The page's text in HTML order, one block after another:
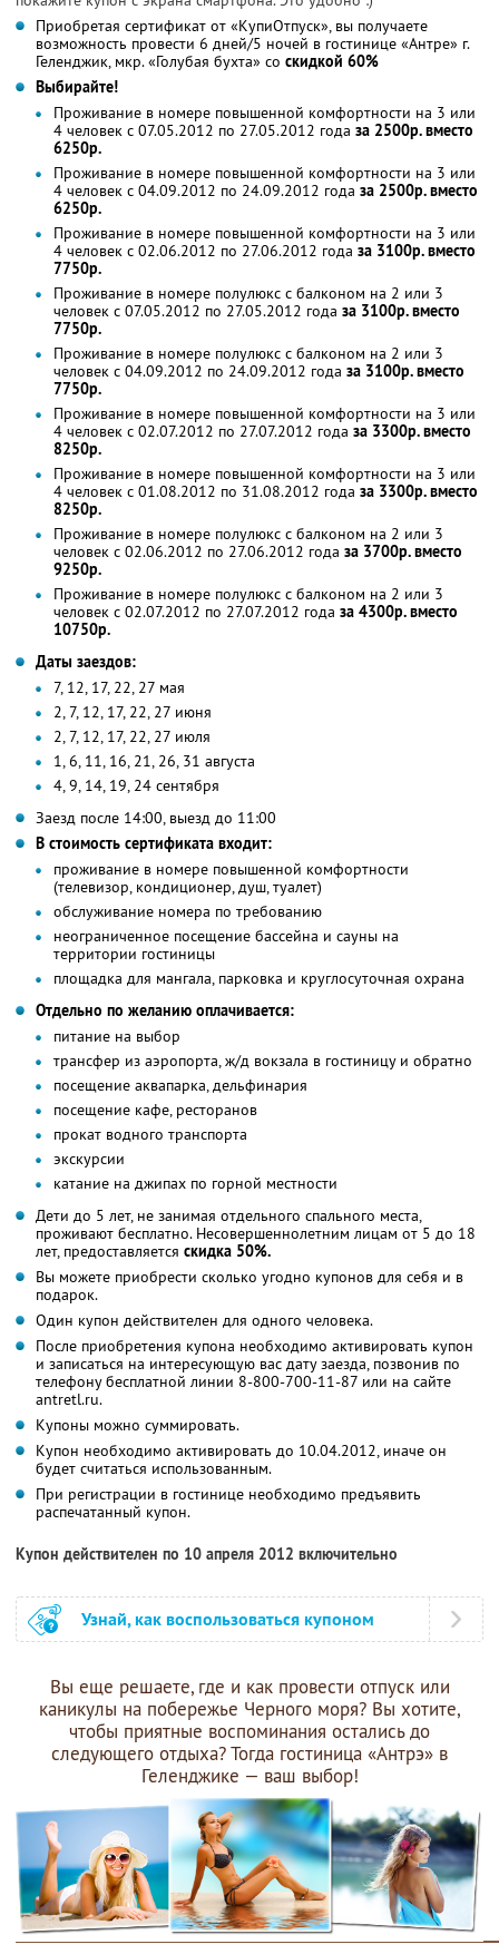
Приобретая сертификат от «КупиОтпуск», вы получаете
возможность провести 6 дней/5 ночей в гостинице «Антре» г.
Геленджик, мкр. «Голубая бухта» со скидкой 60%
Выбирайте!
Проживание в номере повышенной комфортности на 3 или
4 человек с 07.05.2012 по 27.05.2012 года за 2500р. вместо
6250р.
Проживание в номере повышенной комфортности на 3 или
4 человек с 04.09.2012 по 24.09.2012 года за 2500р. вместо
6250р.
Проживание в номере повышенной комфортности на 3 или
4 человек с 02.06.2012 по 27.06.2012 года за 3100р. вместо
7750р.
Проживание в номере полулюкс с балконом на 2 или 3
человек с 07.05.2012 по 27.05.2012 года за 3100р. вместо
7750р.
Проживание в номере полулюкс с балконом на 2 или 3
человек с 04.09.2012 по 24.09.2012 года за 3100р. вместо
7750р.
Проживание в номере повышенной комфортности на 3 или
4 человек с 02.07.2012 по 27.07.2012 года за 3300р. вместо
8250р.
Проживание в номере повышенной комфортности на 3 или
4 человек с 01.08.2012 по 31.08.2012 года за 3300р. вместо
8250р.
Проживание в номере полулюкс с балконом на 2 или 3
человек с 02.06.2012 по 27.06.2012 года за 3700р. вместо
9250р.
Проживание в номере полулюкс с балконом на 2 или 3
человек с 02.07.2012 по 27.07.2012 года за 4300р. вместо
10750р.
Даты заездов:
7, 12, 17, 22, 27 мая
2, 7, 12, 17, 22, 27 июня
2, 7, 12, 17, 22, 27 июля
1, 6, 11, 16, 21, 26, 31 августа
4, 9, 14, 19, 24 сентября
Заезд после 14:00, выезд до 11:00
В стоимость сертификата входит:
проживание в номере повышенной комфортности
(телевизор, кондиционер, душ, туалет)
обслуживание номера по требованию
неограниченное посещение бассейна и сауны на
территории гостиницы
площадка для мангала, парковка и круглосуточная охрана
Отдельно по желанию оплачивается:
питание на выбор
трансфер из аэропорта, ж/д вокзала в гостиницу и обратно
посещение аквапарка, дельфинария
посещение кафе, ресторанов
прокат водного транспорта
экскурсии
катание на джипах по горной местности
Дети до 5 лет, не занимая отдельного спального места,
проживают бесплатно. Несовершеннолетним лицам от 5 до 18
лет, предоставляется скидка 50%.
Вы можете приобрести сколько угодно купонов для себя и в
подарок.
Один купон действителен для одного человека.
После приобретения купона необходимо активировать купон
и записаться на интересующую вас дату заезда, позвонив по
телефону бесплатной линии 8-800-700-11-87 или на сайте
antretl.ru.
Купоны можно суммировать.
Купон необходимо активировать до 10.04.2012, иначе он
будет считаться использованным.
При регистрации в гостинице необходимо предъявить
распечатанный купон.
Купон действителен по 10 апреля 2012 включительно
Узнай, как воспользоваться купоном
Вы еще решаете, где и как провести отпуск или
каникулы на побережье Черного моря? Вы хотите,
чтобы приятные воспоминания остались до
следующего отдыха? Тогда гостиница «Антрэ» в
Геленджике — ваш выбор!